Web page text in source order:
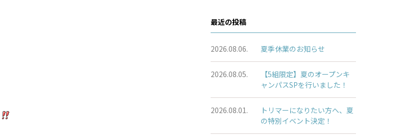
最近の投稿
2026.08.06. 夏季休業のお知らせ
2026.08.05.
【5組限定】夏のオープンキ
ャンパスSPを行いました！
2026.08.01.
トリマーになりたい方へ、夏
の特別イベント決定！